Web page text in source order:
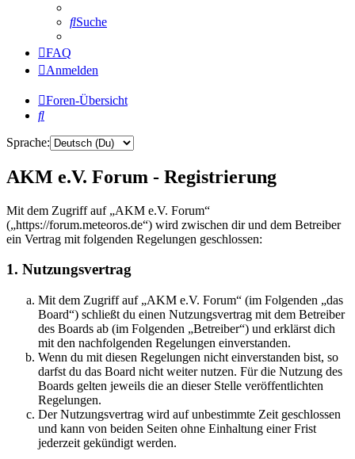
Suche
FAQ
Anmelden
Foren-Übersicht
Suche
Sprache:
AKM e.V. Forum - Registrierung
Mit dem Zugriff auf „AKM e.V. Forum“
(„https://forum.meteoros.de“) wird zwischen dir und dem Betreiber
ein Vertrag mit folgenden Regelungen geschlossen:
1. Nutzungsvertrag
Mit dem Zugriff auf „AKM e.V. Forum“ (im Folgenden „das
Board“) schließt du einen Nutzungsvertrag mit dem Betreiber
des Boards ab (im Folgenden „Betreiber“) und erklärst dich
mit den nachfolgenden Regelungen einverstanden.
Wenn du mit diesen Regelungen nicht einverstanden bist, so
darfst du das Board nicht weiter nutzen. Für die Nutzung des
Boards gelten jeweils die an dieser Stelle veröffentlichten
Regelungen.
Der Nutzungsvertrag wird auf unbestimmte Zeit geschlossen
und kann von beiden Seiten ohne Einhaltung einer Frist
jederzeit gekündigt werden.